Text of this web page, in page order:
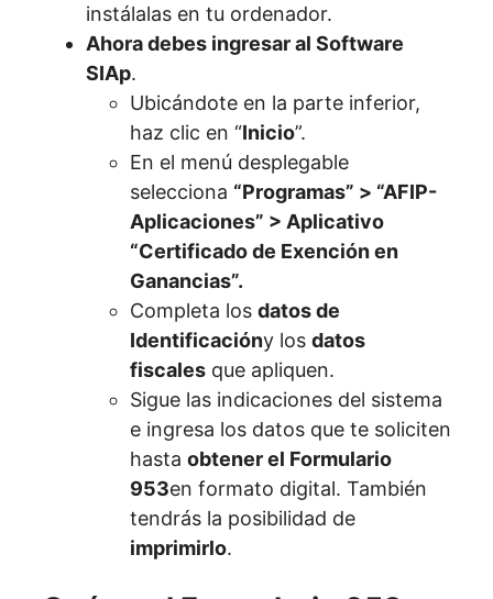
instálalas en tu ordenador.
Ahora debes ingresar al Software
SIAp.
Ubicándote en la parte inferior,
haz clic en “Inicio”.
En el menú desplegable
selecciona “Programas” > “AFIP-
Aplicaciones” > Aplicativo
“Certificado de Exención en
Ganancias”.
Completa los datos de
Identificacióny los datos
fiscales que apliquen.
Sigue las indicaciones del sistema
e ingresa los datos que te soliciten
hasta obtener el Formulario
953en formato digital. También
tendrás la posibilidad de
imprimirlo.